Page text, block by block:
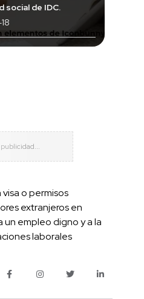
social de IDC.
o permisos
extranjeros en
empleo digno y a la
laborales